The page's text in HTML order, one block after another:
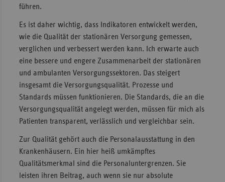
führen.
Es ist daher wichtig, dass Indikatoren entwickelt werden,
wie die Qualität der stationären Versorgung gemessen,
verglichen und verbessert werden kann. Ich erwarte auch
eine bessere und engere Zusammenarbeit der stationären
und ambulanten Versorgungssektoren. Das steigert
insgesamt die Versorgungsqualität. Prozesse und
Standards müssen funktionieren. Die Standards, die an die
Versorgungsqualität angelegt werden, müssen für mich als
Patienten transparent, verlässlich und vergleichbar sein.
Zur Qualität gehört auch die Personalausstattung in den
Krankenhäusern. Ein hier heiß umkämpftes
Qualitätsmerkmal sind die Personaluntergrenzen. Sie
leisten ihren Beitrag, auch wenn sie nur absolute